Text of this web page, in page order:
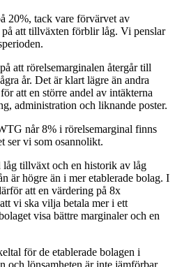
20%, tack vare förvärvet av
att tillväxten förblir låg. Vi penslar
att rörelsemarginalen återgår till
år. Det är klart lägre än andra
att en större andel av intäkterna
administration och liknande poster.
når 8% i rörelsemarginal finns
ser vi som osannolikt.
tillväxt och en historik av låg
är högre än i mer etablerade bolag. I
att en värdering på 8x
vi ska vilja betala mer i ett
visa bättre marginaler och en
för de etablerade bolagen i